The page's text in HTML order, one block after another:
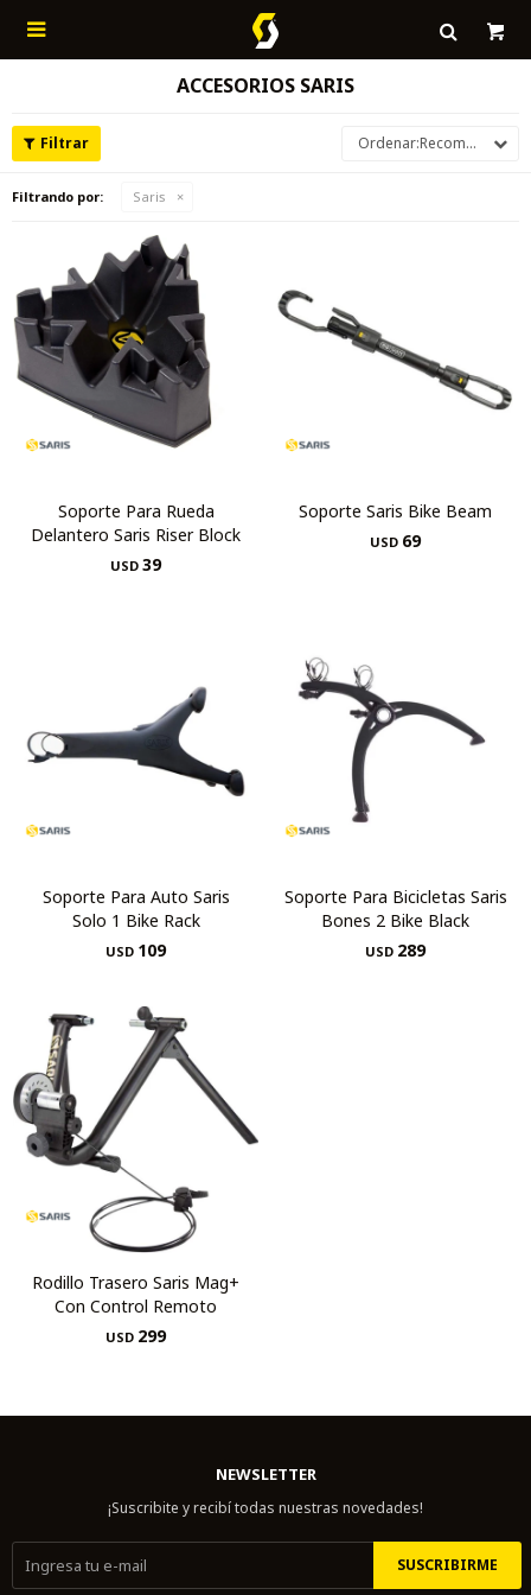

ACCESORIOS SARIS
Recomendados
Filtrando por: Saris
Soporte Para Rueda
Delantero Saris Riser Block
USD 39
Soporte Saris Bike Beam
USD 69
Soporte Para Auto Saris
Solo 1 Bike Rack
USD 109
Soporte Para Bicicletas Saris
Bones 2 Bike Black
USD 289
Rodillo Trasero Saris Mag+
Con Control Remoto
USD 299
NEWSLETTER
¡Suscribite y recibí todas nuestras novedades!
SUSCRIBIRME